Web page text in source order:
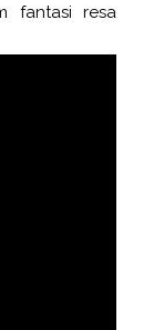
fantasi resa